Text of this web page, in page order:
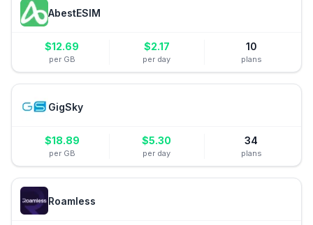
AbestESIM
$12.69
per GB
$2.17
per day
10
plans
GigSky
$18.89
per GB
$5.30
per day
34
plans
Roamless